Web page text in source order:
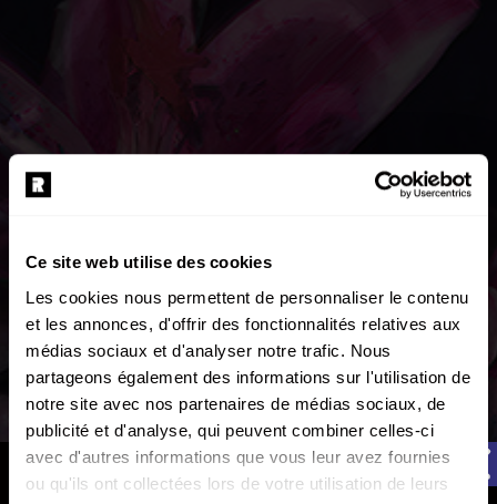
Ce site web utilise des cookies
Les cookies nous permettent de personnaliser le contenu
et les annonces, d'offrir des fonctionnalités relatives aux
médias sociaux et d'analyser notre trafic. Nous
partageons également des informations sur l'utilisation de
notre site avec nos partenaires de médias sociaux, de
publicité et d'analyse, qui peuvent combiner celles-ci
avec d'autres informations que vous leur avez fournies
ou qu'ils ont collectées lors de votre utilisation de leurs
AFTERMOVIE